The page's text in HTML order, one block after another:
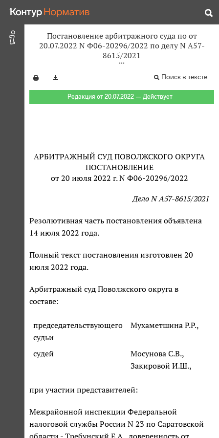
Постановление арбитражного суда по от
20.07.2022 N Ф06-20296/2022 по делу N А57-
8615/2021
Поиск в тексте
Редакция от 20.07.2022 — Действует
АРБИТРАЖНЫЙ СУД ПОВОЛЖСКОГО ОКРУГА
ПОСТАНОВЛЕНИЕ
от 20 июля 2022 г. N Ф06-20296/2022
Дело N А57-8615/2021
Резолютивная часть постановления объявлена
14 июля 2022 года.
Полный текст постановления изготовлен 20
июля 2022 года.
Арбитражный суд Поволжского округа в
составе:
председательствующего
судьи
Мухаметшина Р.Р.,
судей
Мосунова С.В.,
Закировой И.Ш.,
при участии представителей:
Межрайонной инспекции Федеральной
налоговой службы России N 23 по Саратовской
области - Требунский Е.А., доверенность от